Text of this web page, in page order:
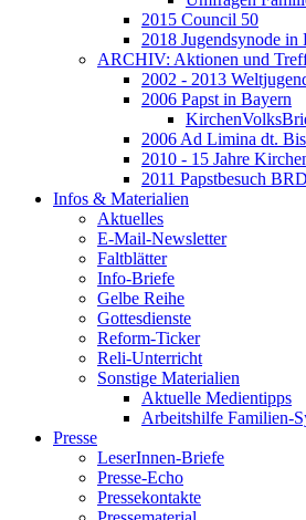
2015 Council 50
2018 Jugendsynode in
ARCHIV: Aktionen und
2002 - 2013
2006 Papst in Bayern
2006 Ad Limina dt.
2010 - 15 Jahre
2011 Papstbesuch BRD
Infos & Materialien
Aktuelles
E-Mail-Newsletter
Faltblätter
Info-Briefe
Gelbe Reihe
Gottesdienste
Reform-Ticker
Reli-Unterricht
Sonstige Materialien
Aktuelle Medientipps
Arbeitshilfe Familien-
Presse
LeserInnen-Briefe
Presse-Echo
Pressekontakte